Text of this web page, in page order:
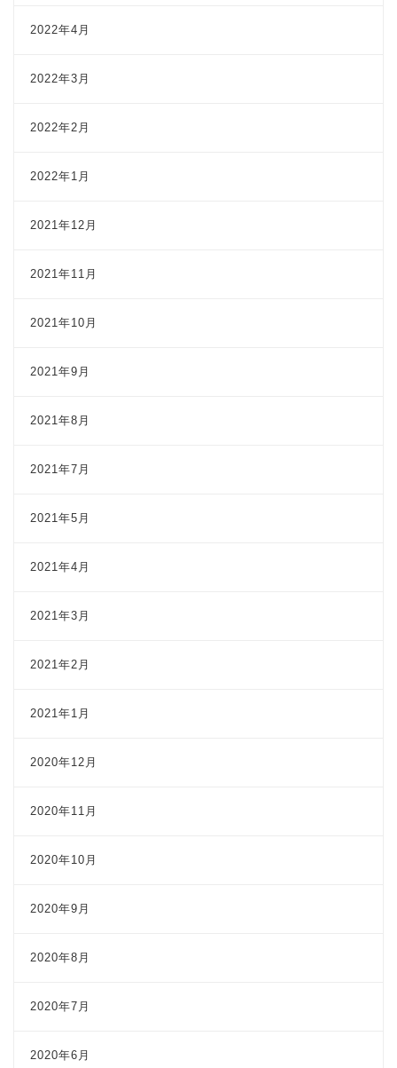
2022年4月
2022年3月
2022年2月
2022年1月
2021年12月
2021年11月
2021年10月
2021年9月
2021年8月
2021年7月
2021年5月
2021年4月
2021年3月
2021年2月
2021年1月
2020年12月
2020年11月
2020年10月
2020年9月
2020年8月
2020年7月
2020年6月